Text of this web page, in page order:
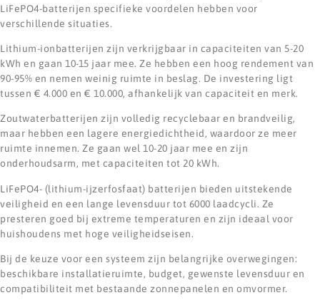
LiFePO4-batterijen specifieke voordelen hebben voor
verschillende situaties.
Lithium-ionbatterijen zijn verkrijgbaar in capaciteiten van 5-20
kWh en gaan 10-15 jaar mee. Ze hebben een hoog rendement van
90-95% en nemen weinig ruimte in beslag. De investering ligt
tussen € 4.000 en € 10.000, afhankelijk van capaciteit en merk.
Zoutwaterbatterijen zijn volledig recyclebaar en brandveilig,
maar hebben een lagere energiedichtheid, waardoor ze meer
ruimte innemen. Ze gaan wel 10-20 jaar mee en zijn
onderhoudsarm, met capaciteiten tot 20 kWh.
LiFePO4- (lithium-ijzerfosfaat) batterijen bieden uitstekende
veiligheid en een lange levensduur tot 6000 laadcycli. Ze
presteren goed bij extreme temperaturen en zijn ideaal voor
huishoudens met hoge veiligheidseisen.
Bij de keuze voor een systeem zijn belangrijke overwegingen:
beschikbare installatieruimte, budget, gewenste levensduur en
compatibiliteit met bestaande zonnepanelen en omvormer.